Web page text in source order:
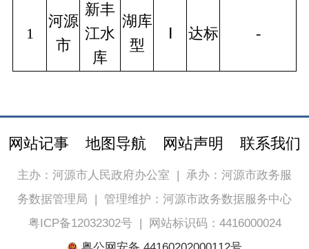
1
河源
市
新丰
江水
库
湖库
型
达标 -
网站记事 地图导航 网站声明 联系我们
主办：河源市人民政府办公室 | 承办：河源市政务服
务数据管理局 | 管理维护：河源市政务数据服务中心
粤ICP备12032302号|
网站标识码：4416000024